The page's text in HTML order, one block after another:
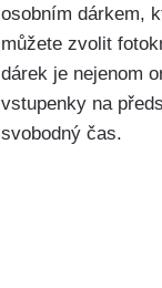
osobním dárkem,
můžete zvolit
dárek je nejenom
vstupenky na
svobodný čas.